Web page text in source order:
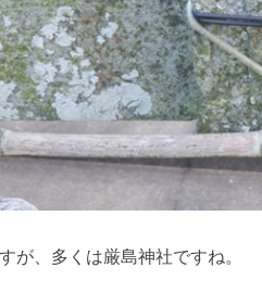
が、多くは厳島神社ですね。